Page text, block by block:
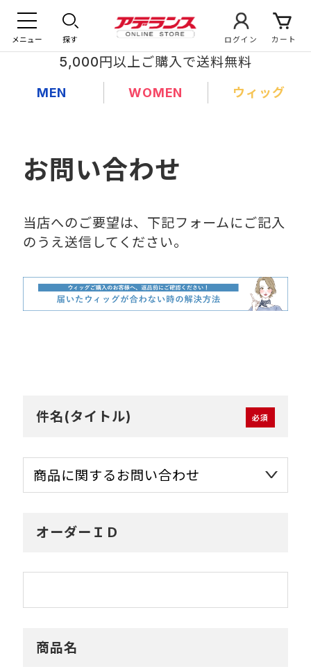
メニュー 探す ログイン カート
5,000円以上ご購入で送料無料
MEN WOMEN ウィッグ
お問い合わせ
当店へのご要望は、下記フォームにご記入
のうえ送信してください。
件名(タイトル)
オーダーＩＤ
商品名